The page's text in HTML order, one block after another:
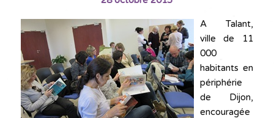
A Talant,
ville de 11
000
habitants en
périphérie
de Dijon,
encouragée